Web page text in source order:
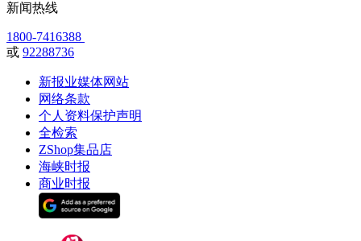
新闻热线
1800-7416388
或 92288736
新报业媒体网站
网络条款
个人资料保护声明
全检索
ZShop集品店
海峡时报
商业时报